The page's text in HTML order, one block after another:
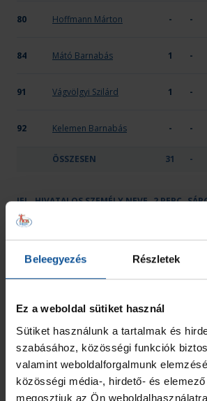
Beleegyezés Részletek
Ez a weboldal sütiket használ
Sütiket használunk a tartalmak és
szabásához, közösségi funkciók
valamint weboldalforgalmunk
közösségi média-, hirdető- és
megosztjuk az Ön
80 Hoffmann Márton - -
84 Mátó Barnabás 1 -
91 Vágvölgyi Szilárd 1 -
92 Kelemen Barnabás - -
ÖSSZESEN 31 -
OTP Bank-Pick Szeged
JEL HIVATALOS SZEMÉLY NEVE 2 PERC
Szegedi Anna
Szikora Attila József
ÖSSZESEN 0 0